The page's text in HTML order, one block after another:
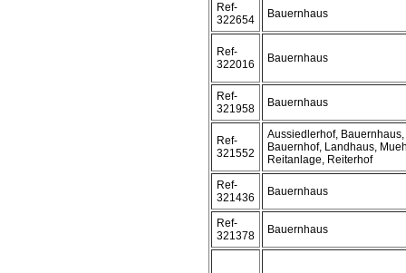
Ref-
322654
Bauernhaus
Ref-
322016
Bauernhaus
Ref-
321958
Bauernhaus
Ref-
321552
Aussiedlerhof, Bauernhaus,
Bauernhof, Landhaus,
Reitanlage, Reiterhof
Ref-
321436
Bauernhaus
Ref-
321378
Bauernhaus